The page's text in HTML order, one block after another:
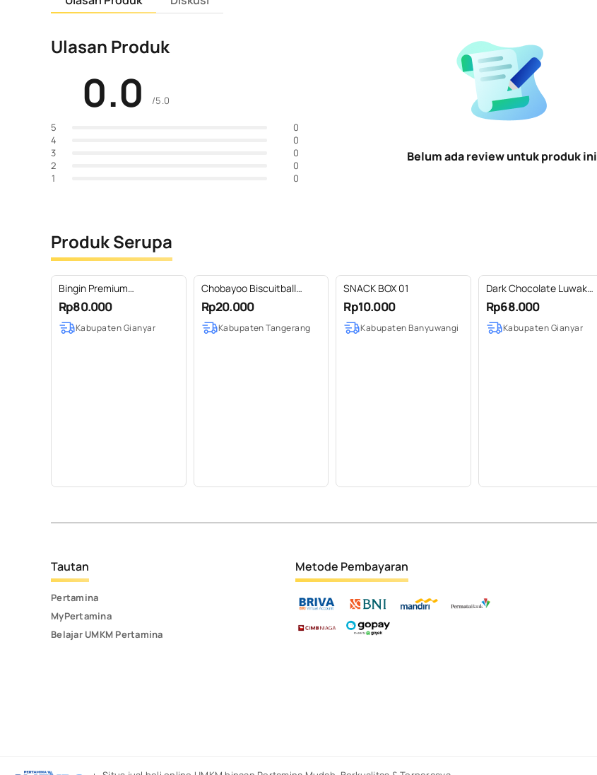
Ulasan Produk
0.0 /5.0
5
0
4
0
3
0
2
0
1
0
Belum ada review untuk produk ini
Produk Serupa
Bingin Premium
Conservation Coffee
(Samong 250gr)
Rp80.000
Kabupaten Gianyar
Chobayoo Biscuitball
pouch 60gr
Rp20.000
Kabupaten Tangerang
SNACK BOX 01
Rp10.000
Kabupaten Banyuwangi
Dark Chocolate Luwak
Coffee 100 gr
Rp68.000
Kabupaten Gianyar
Tautan
Pertamina
MyPertamina
Belajar UMKM Pertamina
Metode Pembayaran